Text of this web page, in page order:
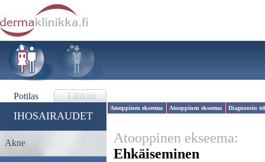
Potilas Lääkäri
IHOSAIRAUDET
Akne
Atooppinen ekseema Atooppinen ekseema Diagnoosin
Atooppinen ekseema:
Ehkäiseminen